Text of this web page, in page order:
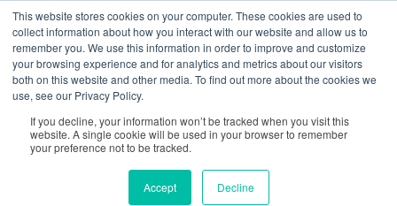
This website stores cookies on your computer. These cookies are used to
collect information about how you interact with our website and allow us to
remember you. We use this information in order to improve and customize
your browsing experience and for analytics and metrics about our visitors
both on this website and other media. To find out more about the cookies we
use, see our Privacy Policy.
If you decline, your information won’t be tracked when you visit this
website. A single cookie will be used in your browser to remember
your preference not to be tracked.
Accept Decline
contingut
Vés
contingut
Anàlisi de materialitat
L’anàlisi de materialitat és un procés que ajuda a
identificar i prioritzar els temes més rellevants o